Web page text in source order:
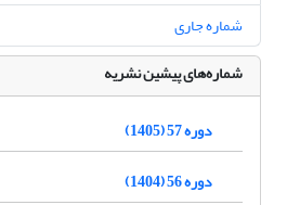
شماره جاری
شماره‌های پیشین نشریه
دوره 57 (1405)
دوره 56 (1404)